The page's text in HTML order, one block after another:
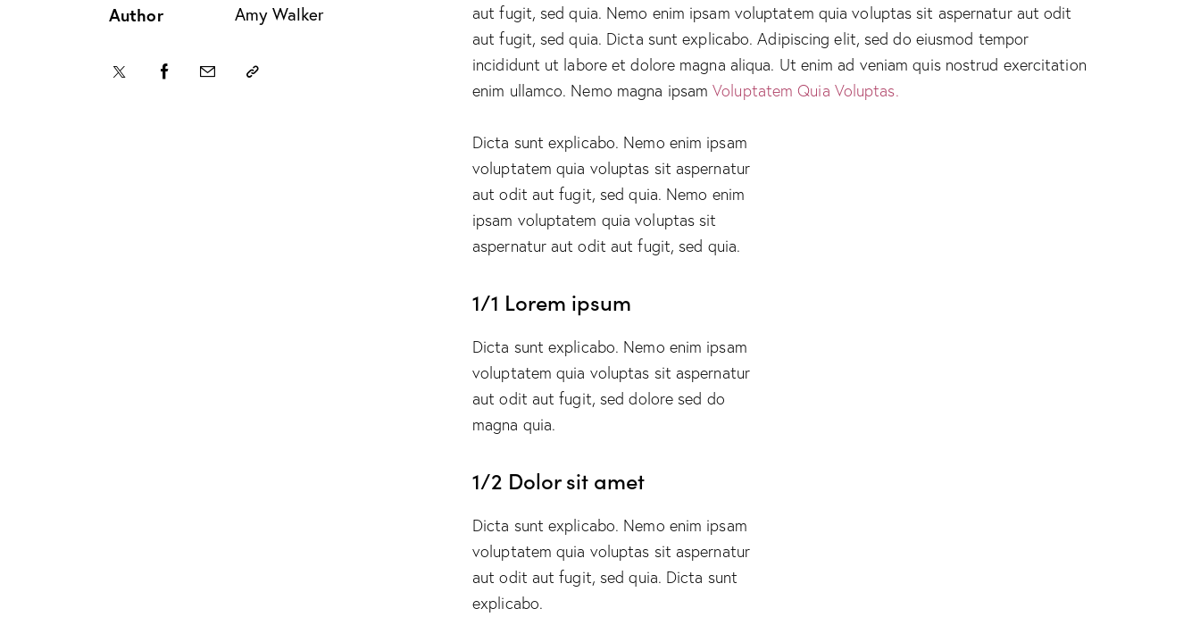
Author Amy Walker
aut fugit, sed quia. Nemo enim ipsam voluptatem quia voluptas sit aspernatur aut odit
aut fugit, sed quia. Dicta sunt explicabo. Adipiscing elit, sed do eiusmod tempor
incididunt ut labore et dolore magna aliqua. Ut enim ad veniam quis nostrud exercitation
enim ullamco. Nemo magna ipsamVoluptatem Quia Voluptas.
Dicta sunt explicabo. Nemo enim ipsam
voluptatem quia voluptas sit aspernatur
aut odit aut fugit, sed quia. Nemo enim
ipsam voluptatem quia voluptas sit
aspernatur aut odit aut fugit, sed quia.
1/1 Lorem ipsum
Dicta sunt explicabo. Nemo enim ipsam
voluptatem quia voluptas sit aspernatur
aut odit aut fugit, sed dolore sed do
magna quia.
1/2 Dolor sit amet
Dicta sunt explicabo. Nemo enim ipsam
voluptatem quia voluptas sit aspernatur
aut odit aut fugit, sed quia. Dicta sunt
explicabo.